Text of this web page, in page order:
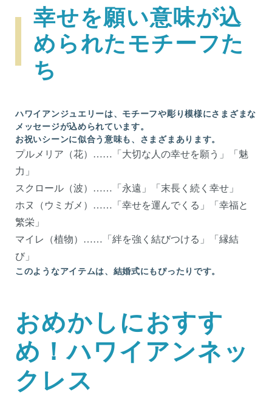
幸せを願い意味が込
められたモチーフた
ち
ハワイアンジュエリーは、モチーフや彫り模様にさまざまな
メッセージが込められています。
お祝いシーンに似合う意味も、さまざまあります。
プルメリア（花）……「大切な人の幸せを願う」「魅
力」
スクロール（波）……「永遠」「末長く続く幸せ」
ホヌ（ウミガメ）……「幸せを運んでくる」「幸福と
繁栄」
マイレ（植物）……「絆を強く結びつける」「縁結
び」
このようなアイテムは、結婚式にもぴったりです。
おめかしにおすす
め！ハワイアンネッ
クレス